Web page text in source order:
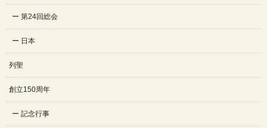
第24回総会
日本
列聖
創立150周年
記念行事